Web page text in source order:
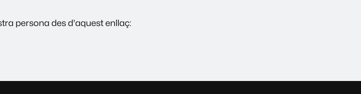
persona des d'aquest enllaç: